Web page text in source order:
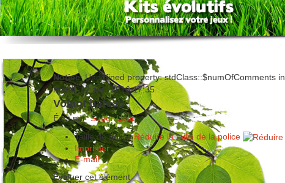
Notice: Undefined property: stdClass::$numOfComments in
mardi, 12 avril 2016 17:35
Volant bateau
Écrit parSuper User
Taille de police Réduire la taille de la police
Imprimer
E-mail
Évaluer cet élément